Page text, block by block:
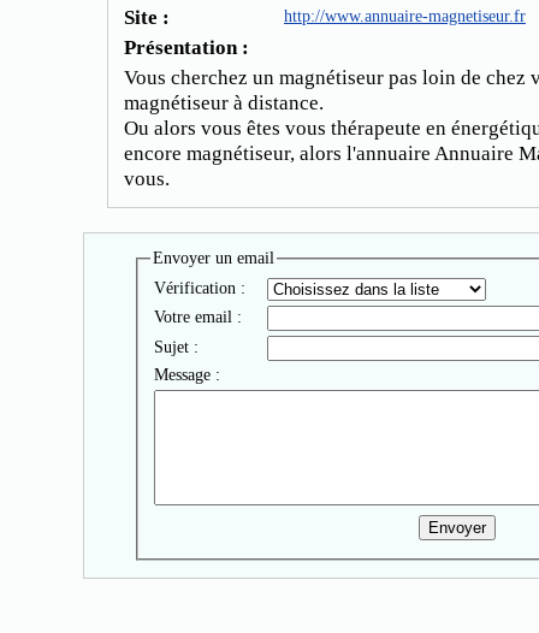
Site : http://www.annuaire-magnetiseur.fr
Présentation :
Vous cherchez un magnétiseur pas loin de chez
magnétiseur à distance.
Ou alors vous êtes vous thérapeute en
encore magnétiseur, alors l'annuaire Annuaire
vous.
Envoyer un email
Vérification :
Votre email :
Sujet :
Message :